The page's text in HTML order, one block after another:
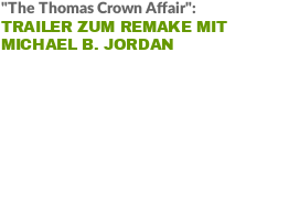
"The Thomas Crown Affair":
TRAILER ZUM REMAKE MIT
MICHAEL B. JORDAN